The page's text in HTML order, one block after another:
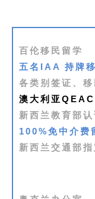
百伦移民留学
五名IAA 持牌
各类别签证、移
澳大利亚
新西兰教育部
100%免中介费
新西兰交通部